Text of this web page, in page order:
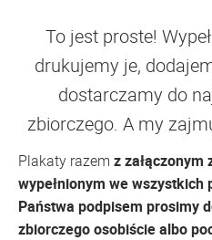
To jest proste!
drukujemy je,
dostarczamy do
zbiorczego. A my
Plakaty razem z załączonym
wypełnionym we wszystkich
Państwa podpisem prosimy
zbiorczego osobiście albo